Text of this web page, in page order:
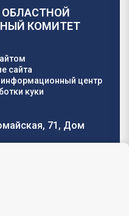
КОМИТЕТ
сайта
центр
куки
71, Дом